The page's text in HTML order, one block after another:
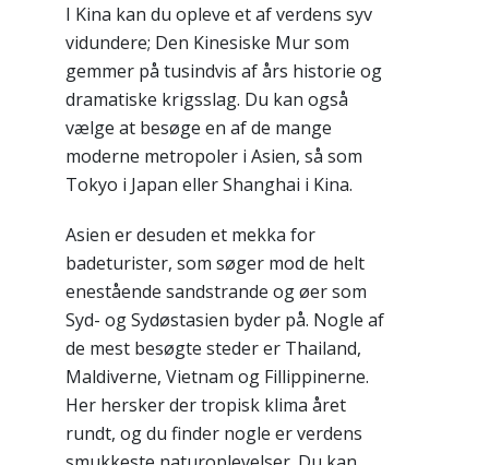
I Kina kan du opleve et af verdens syv
vidundere; Den Kinesiske Mur som
gemmer på tusindvis af års historie og
dramatiske krigsslag. Du kan også
vælge at besøge en af de mange
moderne metropoler i Asien, så som
Tokyo i Japan eller Shanghai i Kina.
Asien er desuden et mekka for
badeturister, som søger mod de helt
enestående sandstrande og øer som
Syd- og Sydøstasien byder på. Nogle af
de mest besøgte steder er Thailand,
Maldiverne, Vietnam og Fillippinerne.
Her hersker der tropisk klima året
rundt, og du finder nogle er verdens